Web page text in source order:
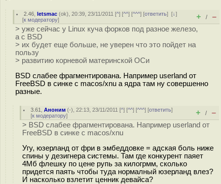
2.46 ,letsmac (ok), 20:39, 23/11/2011 [^] [^^] [^^^] [ответить][↓]
[к модератору] + / –
> уже сейчас у Linux куча форков под разное железо,
а с BSD
> их будет еще больше, не уверен что это пойдет на
пользу
> развитию корневой материнской ОСи
BSD слабее фрагментирована. Например userland от
FreeBSD в синке с macos/xnu а ядра там ну совершенно
разные.
3.61 ,Аноним (-), 22:13, 23/11/2011 [^] [^^] [^^^] [ответить]
[к модератору] + / –
> BSD слабее фрагментирована. Например userland от
FreeBSD в синке с macos/xnu
Угу, юзерланд от фри в эмбеддовке = адская боль ниже
спины у дезигнера системы. Там где конкурент паяет
4Мб флешку по цене рупь за килогрмм, сколько
придется паять чтобы туда нормалный юзерланд влез?
И насколько взлетит ценник девайса?